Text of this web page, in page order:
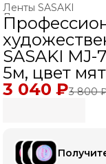
Ленты SASAKI
Ленты и палочки
Главная ›
SASAKI MJ-
5м, цвет
3 040 ₽3 800